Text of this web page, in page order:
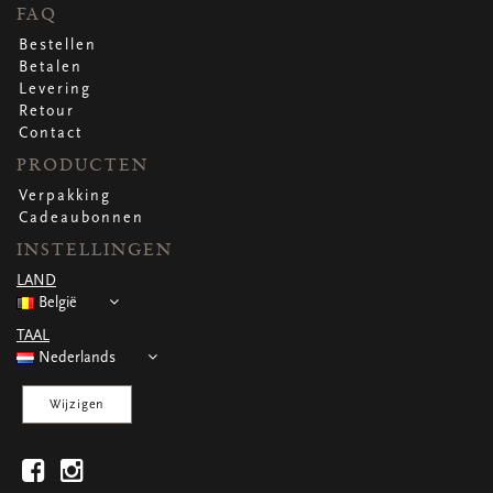
WENSKAARTEN
Vierkante wenskaartjes
bekijk alle
Langwerpige wenskaartjes
bekijk alle
Rechthoekige wenskaartjes
bekijk alle
Wenskaarten
bekijk alle
Per gelegenheid
bekijk alle
FAQ
Bestellen
Betalen
Levering
Retour
Contact
PRODUCTEN
Verpakking
Cadeaubonnen
INSTELLINGEN
LAND
België
TAAL
Nederlands
Wijzigen